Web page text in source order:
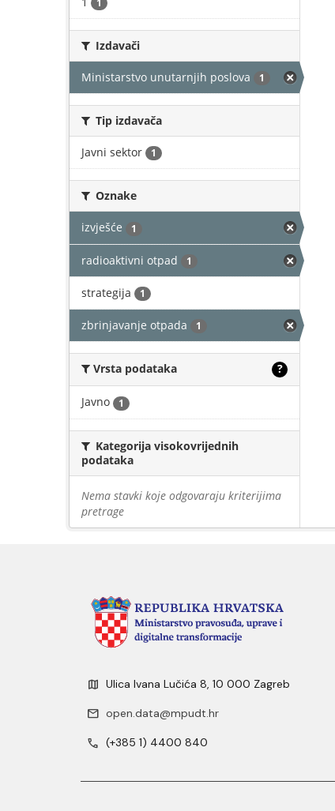
Izdavači
Ministarstvo unutarnjih poslova 1
Tip izdavača
Javni sektor 1
Oznake
izvješće 1
radioaktivni otpad 1
strategija 1
zbrinjavanje otpada 1
Vrsta podataka ?
Javno 1
Kategorija visokovrijednih
podataka
Nema stavki koje odgovaraju kriterijima
pretrage